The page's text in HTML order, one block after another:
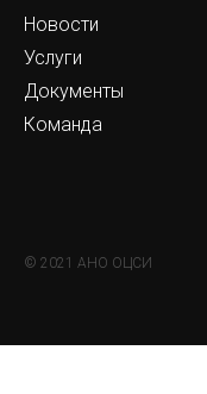
Новости
Услуги
Документы
Команда
© 2021 АНО ОЦСИ